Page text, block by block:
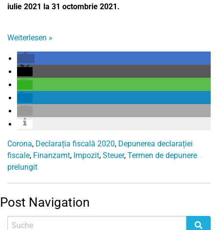
iulie 2021 la 31 octombrie 2021.
Weiterlesen »
Corona, Declarația fiscală 2020, Depunerea declarației
fiscale, Finanzamt, Impozit, Steuer, Termen de depunere
prelungit
Post Navigation